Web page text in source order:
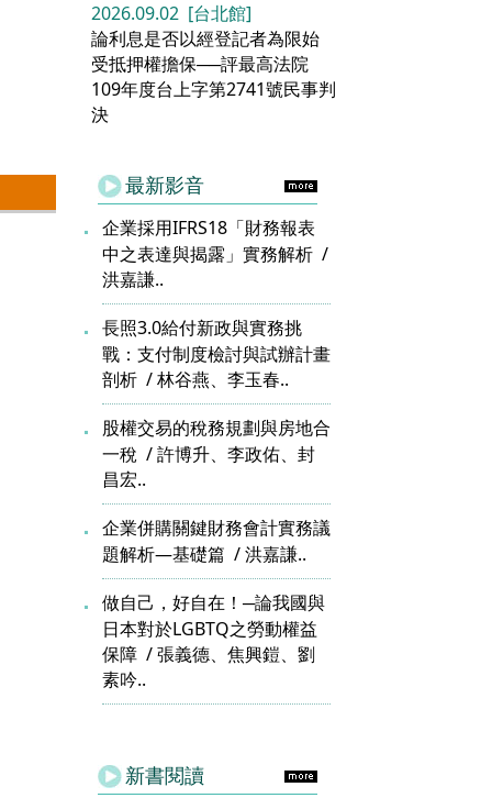
2026.09.02 [台北館]
論利息是否以經登記者為限始
受抵押權擔保──評最高法院
109年度台上字第2741號民事判
決
最新影音
企業採用IFRS18「財務報表
中之表達與揭露」實務解析
洪嘉謙..
長照3.0給付新政與實務挑
戰：支付制度檢討與試辦計畫
剖析
林谷燕、李玉春..
股權交易的稅務規劃與房地合
一稅
許博升、李政佑、封
昌宏..
企業併購關鍵財務會計實務議
題解析—基礎篇
洪嘉謙..
做自己，好自在！─論我國與
日本對於LGBTQ之勞動權益
保障
張義德、焦興鎧、劉
素吟..
新書閱讀